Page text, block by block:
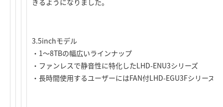
きるようになりました。
3.5inchモデル
・1～8TBの幅広いラインナップ
・ファンレスで静音性に特化したLHD-ENU3シリーズ
・長時間使用するユーザーにはFAN付LHD-EGU3Fシリーズ